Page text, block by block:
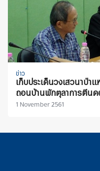
ข่าว
เก็บประเด็นวงเสวนาป่
ถอนบ้านพักตุลาการตีนด
1 November 2561